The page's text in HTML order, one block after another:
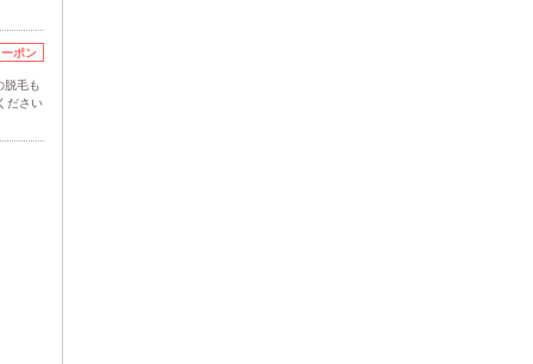
ポン
脱毛も
ださい